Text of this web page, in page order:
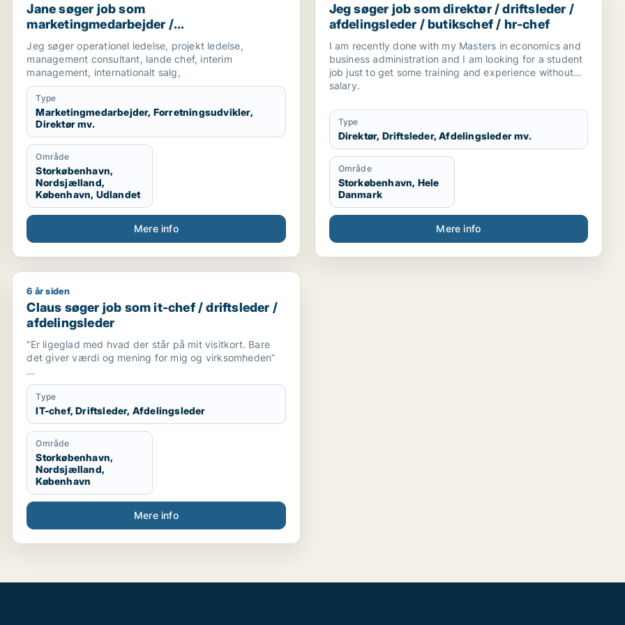
Jane søger job som
marketingmedarbejder /
forretningsudvikler / direktør /
projektleder / driftsleder
Jeg søger operationel ledelse, projekt ledelse,
management consultant, lande chef, interim
management, internationalt salg,
Type
Marketingmedarbejder, Forretningsudvikler,
Direktør mv.
Område
Storkøbenhavn,
Nordsjælland,
København, Udlandet
Mere info
Jeg søger job som direktør / driftsleder /
afdelingsleder / butikschef / hr-chef
I am recently done with my Masters in economics and
business administration and I am looking for a student
job just to get some training and experience without
salary.
Type
Direktør, Driftsleder, Afdelingsleder mv.
Område
Storkøbenhavn, Hele
Danmark
Mere info
/ salgschef
Claus søger job som it-chef / driftsleder / afdelingsleder
6 år siden
Claus søger job som it-chef / driftsleder /
afdelingsleder
”Er ligeglad med hvad der står på mit visitkort. Bare
det giver værdi og mening for mig og virksomheden”
Ekstrovert – og coachende ledelsesstil
Mange års personaleledelse erfaring inden for
kundeservice og centre, salg, og kompetence
udvikling
Administration, vagtcentraler og kontrolrum, IT-, drift -
og support afdelinger, operationel overvågning
Resultat- kunde - forretnings - og handlingsorienteret.
Struktureret.
Type
IT-chef, Driftsleder, Afdelingsleder
Område
Storkøbenhavn,
Nordsjælland,
København
Mere info